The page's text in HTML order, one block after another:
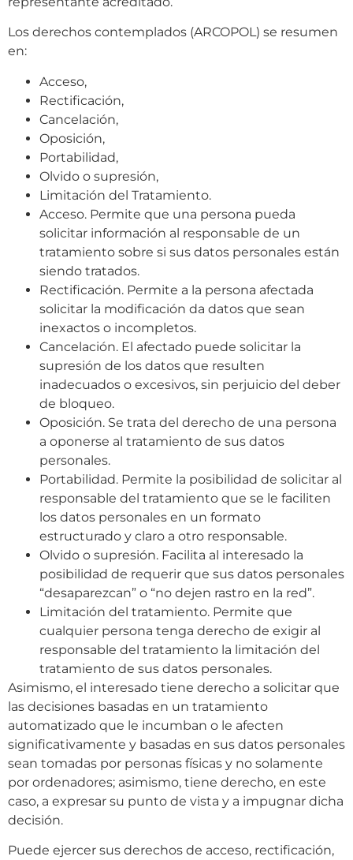
Los derechos contemplados (ARCOPOL) se resumen
en:
Acceso,
Rectificación,
Cancelación,
Oposición,
Portabilidad,
Olvido o supresión,
Limitación del Tratamiento.
Acceso. Permite que una persona pueda
solicitar información al responsable de un
tratamiento sobre si sus datos personales están
siendo tratados.
Rectificación. Permite a la persona afectada
solicitar la modificación da datos que sean
inexactos o incompletos.
Cancelación. El afectado puede solicitar la
supresión de los datos que resulten
inadecuados o excesivos, sin perjuicio del deber
de bloqueo.
Oposición. Se trata del derecho de una persona
a oponerse al tratamiento de sus datos
personales.
Portabilidad. Permite la posibilidad de solicitar al
responsable del tratamiento que se le faciliten
los datos personales en un formato
estructurado y claro a otro responsable.
Olvido o supresión. Facilita al interesado la
posibilidad de requerir que sus datos personales
“desaparezcan” o “no dejen rastro en la red”.
Limitación del tratamiento. Permite que
cualquier persona tenga derecho de exigir al
responsable del tratamiento la limitación del
tratamiento de sus datos personales.
Asimismo, el interesado tiene derecho a solicitar que
las decisiones basadas en un tratamiento
automatizado que le incumban o le afecten
significativamente y basadas en sus datos personales
sean tomadas por personas físicas y no solamente
por ordenadores; asimismo, tiene derecho, en este
caso, a expresar su punto de vista y a impugnar dicha
decisión.
Puede ejercer sus derechos de acceso, rectificación,